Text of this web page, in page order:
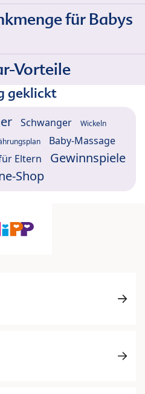
für Babys
Vorteile
geklickt
Schwanger Wickeln
Baby-Massage
Eltern
Gewinnspiele
Shop